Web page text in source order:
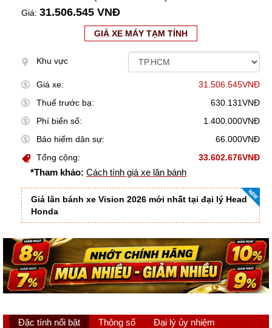
Giá: 31.506.545 VNĐ
GIÁ XE MÁY TẠM TÍNH
Khu vực
Giá xe:
31.506.545VNĐ
Thuế trước bạ:
630.131VNĐ
Phí biển số:
1.400.000VNĐ
Bảo hiểm dân sự:
66.000VNĐ
Tổng cộng:
33.602.676VNĐ
*Tham khảo: Cách tính giá xe lăn bánh
Giá lăn bánh xe Vision 2026 mới nhất tại đại lý Head
Honda
Đặc tính nổi bật Thông số Đại lý ủy nhiệm